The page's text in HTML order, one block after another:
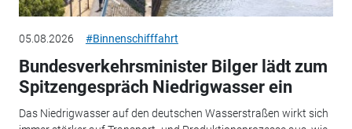
05.08.2026 #Binnenschifffahrt
Bundesverkehrsminister Bilger lädt zum
Spitzengespräch Niedrigwasser ein
Das Niedrigwasser auf den deutschen Wasserstraßen wirkt sich